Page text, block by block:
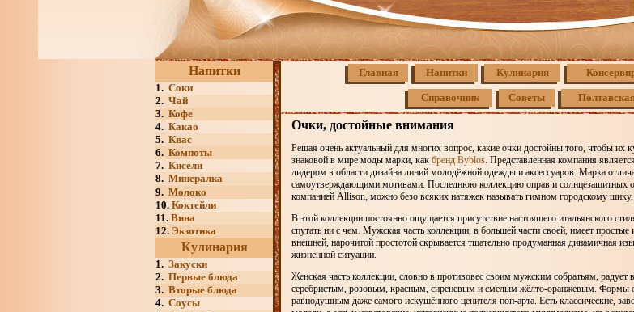
Напитки
1. Соки
2. Чай
3. Кофе
4. Какао
5. Квас
6. Компоты
7. Кисели
8. Минералка
9. Молоко
10. Коктейли
11. Вина
12. Экзотика
Кулинария
1. Закуски
2. Первые блюда
3. Вторые блюда
4. Соусы
Главная Напитки Кулинария
Справочник Советы
Очки, достойные внимания
Решая очень актуальный для многих вопрос, какие очки достойны того, чтобы их
знаковой в мире моды марки, как бренд Byblos. Представленная компания
лидером в области дизайна линий молодёжной одежды и аксессуаров. Марка
самоутверждающими мотивами. Последнюю коллекцию оправ и солнцезащитных
компанией Allison, можно безо всяких натяжек называть гимном городскому
В этой коллекции постоянно ощущается присутствие настоящего итальянского
спутать ни с чем. Мужская часть коллекции, в большей части своей, имеет
внешней, нарочитой простотой скрывается тщательно продуманная динамичная
жизненной ситуации.
Женская часть коллекции, словно в противовес своим мужским собратьям,
серебристым, розовым, красным, сиреневым и смелым жёлто-оранжевым. Формы
равнодушным даже самого искушённого ценителя поп-арта. Есть классические,